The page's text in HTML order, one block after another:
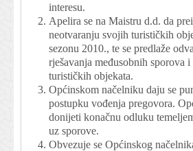
interesu.
Apelira se na Maistru d.d. da
neotvaranju svojih turističkih
sezonu 2010., te se predlaže
rješavanja međusobnih sporova i
turističkih objekata.
Općinskom načelniku daju se
postupku vođenja pregovora.
donijeti konačnu odluku
uz sporove.
Obvezuje se Općinskog